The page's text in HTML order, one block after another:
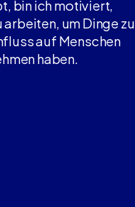
bin ich motiviert,
um Dinge zu
auf Menschen
haben.